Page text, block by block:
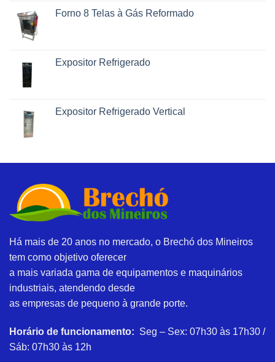
Forno 8 Telas à Gás Reformado
Expositor Refrigerado
Expositor Refrigerado Vertical
Há mais de 20 anos no mercado, o Brechó dos Mineiros
tem como objetivo oferecer
a mais variada gama de equipamentos e maquinários
industriais, atendendo desde
as empresas de pequeno à grande porte.
Horário de funcionamento: Seg – Sex: 07h30 às 17h30 /
Sáb: 07h30 às 12h